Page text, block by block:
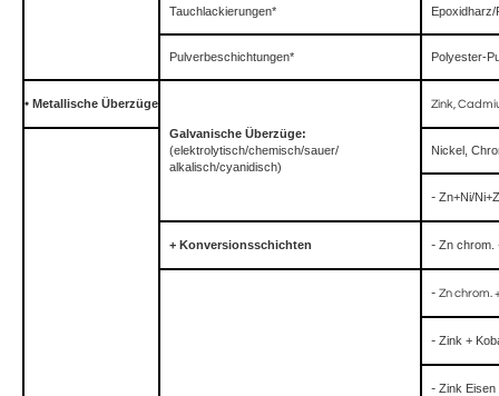
Tauchlackierungen*
Pulverbeschichtungen* Polyester-
• Metallische Überzüge
Galvanische Überzüge:
(elektrolytisch/chemisch/sauer/
alkalisch/cyanidisch)
Zink,
Nickel,
-Zn+Ni/
+ Konversionsschichten -Zn chrom.
-Zn chrom.
-Zink +
-Zink